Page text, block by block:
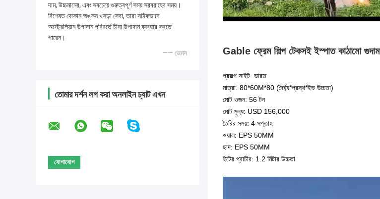
দাম, উচ্চমানের, এবং সবচেয়ে গুরুত্বপূর্ণ সময় সরবরাহের সময়।
বিশেষত দোকান অঙ্কন খসড়া সেবা, তারা সঠিকভাবে
অস্ট্রেলিয়ান উপাদান পরিবর্তে চীনা উপাদান ব্যবহার করতে
পারেন।
—— জেমস
তোমার দর্শন লগ করা অনলাইন চ্যাট এখন
Gable ফ্রেম শিল্প টেকসই ইস্পাত কাঠামো গুদাম
প্রকল্প সাইট: ভারত
মাত্রা: 80*60M*80 (দৈর্ঘ্য*প্রস্থ*ইভ উচ্চতা)
মোট ওজন: 56 টন
মোট মূল্য: USD 156,000
তৈরির সময়: 4 সপ্তাহ
ওয়াল: EPS 50MM
ছাদ: EPS 50MM
ইটের প্রাচীর: 1.2 মিটার উচ্চতা